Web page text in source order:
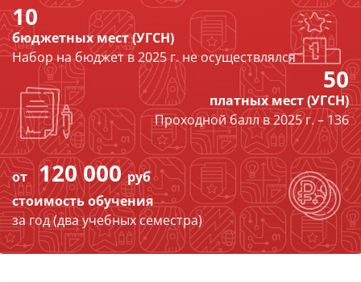
10
бюджетных мест (УГСН)
Набор на бюджет в 2025 г. не осуществлялся
50
платных мест (УГСН)
Проходной балл в 2025 г. – 136
от 120 000руб
стоимость обучения
за год (два учебных семестра)